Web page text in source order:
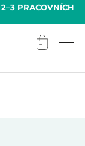
2–3 PRACOVNÍCH